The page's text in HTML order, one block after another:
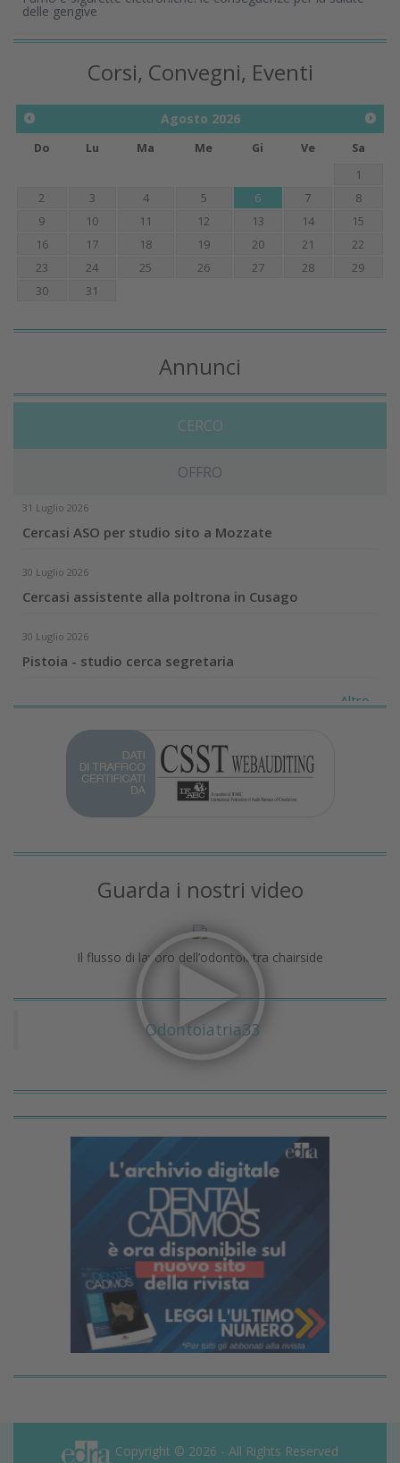
delle gengive
Corsi, Convegni, Eventi
Agosto 2026
Do Lu Ma Me Gi Ve
Sa
1
2
3 4 5 6 7
8
9
10 11 12 13 14
15
16
17 18 19 20 21
22
23
24 25 26 27 28
29
30
31
Annunci
CERCO
OFFRO
31 Luglio 2026
Cercasi ASO per studio sito a Mozzate
30 Luglio 2026
Cercasi assistente alla poltrona in Cusago
30 Luglio 2026
Pistoia - studio cerca segretaria
Altro...
Guarda i nostri video
Il flusso di lavoro dell’odontoiatra chairside
Odontoiatria33
Copyright © 2026 - All Rights Reserved